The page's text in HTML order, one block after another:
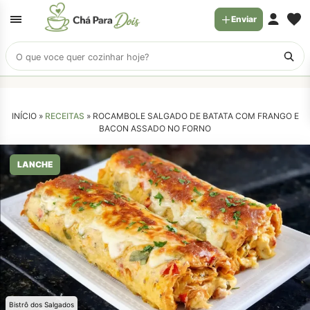
Buscar
receitas
Enviar
INÍCIO » RECEITAS » ROCAMBOLE SALGADO DE BATATA COM FRANGO E
BACON ASSADO NO FORNO
LANCHE
Bistrô dos Salgados